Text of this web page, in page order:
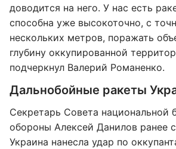
доводится на него. У нас есть
способна уже высокоточно, с
нескольких метров, поражать
глубину оккупированной
подчеркнул Валерий Романенко.
Дальнобойные ракеты
Секретарь Совета национальной
обороны Алексей Данилов ранее
Украина нанесла удар по